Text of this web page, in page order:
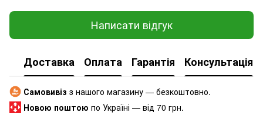
Написати відгук
Доставка Оплата Гарантія Консультація
Самовивіз з нашого магазину — безкоштовно.
Новою поштою по Україні — від 70 грн.